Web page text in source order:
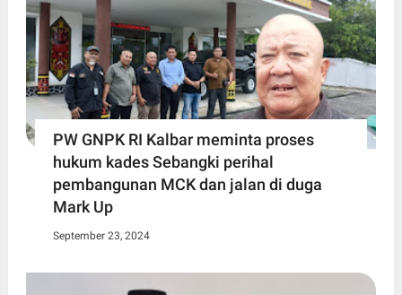
PW GNPK RI Kalbar meminta proses
hukum kades Sebangki perihal
pembangunan MCK dan jalan di duga
Mark Up
September 23, 2024